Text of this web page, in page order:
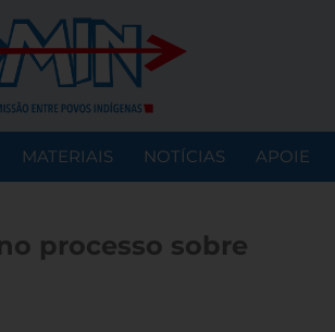
MATERIAIS NOTÍCIAS APOIE
processo sobre